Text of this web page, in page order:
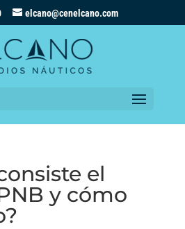
elcano@cenelcano.com
el
y cómo